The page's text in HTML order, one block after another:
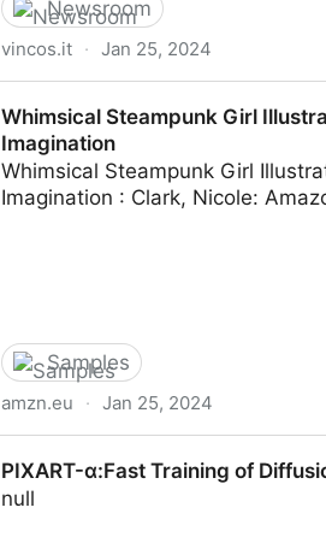
Newsroom
vincos.it · Jan 25, 2024
Whimsical Steampunk Girl
Imagination
Whimsical Steampunk Girl
Imagination : Clark, Nicole:
Samples
amzn.eu · Jan 25, 2024
PIXART-α:Fast Training of
null